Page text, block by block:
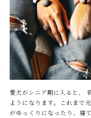
愛犬がシニア期に入ると、
ようになります。これまで
がゆっくりになったり、寝